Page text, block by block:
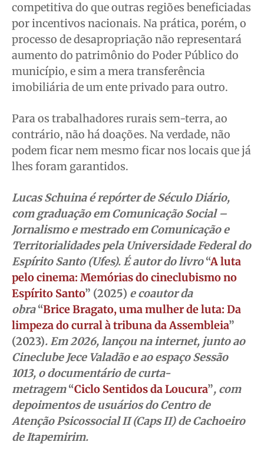
competitiva do que outras regiões beneficiadas
por incentivos nacionais. Na prática, porém, o
processo de desapropriação não representará
aumento do patrimônio do Poder Público do
município, e sim a mera transferência
imobiliária de um ente privado para outro.
Para os trabalhadores rurais sem-terra, ao
contrário, não há doações. Na verdade, não
podem ficar nem mesmo ficar nos locais que já
lhes foram garantidos.
Lucas Schuina é repórter de Século Diário,
com graduação em Comunicação Social –
Jornalismo e mestrado em Comunicação e
Territorialidades pela Universidade Federal do
Espírito Santo (Ufes). É autor do livro“A luta
pelo cinema: Memórias do cineclubismo no
Espírito Santo” (2025) e coautor da
obra“Brice Bragato, uma mulher de luta: Da
limpeza do curral à tribuna da Assembleia”
(2023). Em 2026, lançou na internet, junto ao
Cineclube Jece Valadão e ao espaço Sessão
1013, o documentário de curta-
metragem“Ciclo Sentidos da Loucura”, com
depoimentos de usuários do Centro de
Atenção Psicossocial II (Caps II) de Cachoeiro
de Itapemirim.